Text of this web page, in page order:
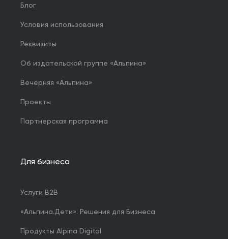
Блог
Условия использования
Реквизиты
Об издательской группе «Альпина»
Вечерняя «Альпина»
Проекты
Партнерская программа
Для бизнеса
Услуги B2B
«Альпина.Дети». Решения для Бизнеса
Продукты Alpina Digital